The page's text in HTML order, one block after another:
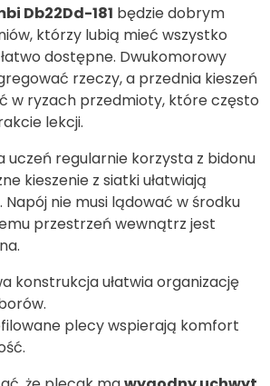
Db22Dd-181 będzie dobrym
którzy lubią mieć wszystko
dostępne. Dwukomorowy
rzeczy, a przednia kieszeń
w ryzach przedmioty, które często
lekcji.
uczeń regularnie korzysta z bidonu
kieszenie z siatki ułatwiają
nie musi lądować w środku
przestrzeń wewnątrz jest
konstrukcja ułatwia organizację
plecy wspierają komfort